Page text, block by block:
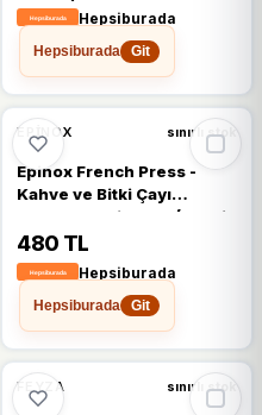
Çelik Filtreli, Siyah Renkli
Kahve ve Bitki Çayı Demliği
- Option-1 - 001-Renkli
Hepsiburada
Hepsiburada
Git
EPINOX sınırlı stok
Epinox French Press -
Kahve ve Bitki Çayı
Demleme Ekipmanı (Plastik
AKSAMLI-350 Ml)
480 TL
Hepsiburada
Hepsiburada
Git
FEYZA sınırlı stok